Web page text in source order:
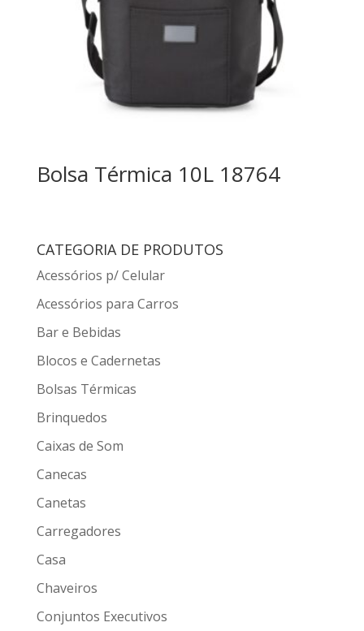
Bolsa Térmica 10L 18764
CATEGORIA DE PRODUTOS
Acessórios p/ Celular
Acessórios para Carros
Bar e Bebidas
Blocos e Cadernetas
Bolsas Térmicas
Brinquedos
Caixas de Som
Canecas
Canetas
Carregadores
Casa
Chaveiros
Conjuntos Executivos